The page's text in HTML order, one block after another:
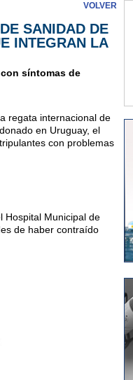
VOLVER
SANIDAD DE
INTEGRAN LA
síntomas de
regata internacional de
en Uruguay, el
con problemas
Hospital Municipal de
de haber contraído